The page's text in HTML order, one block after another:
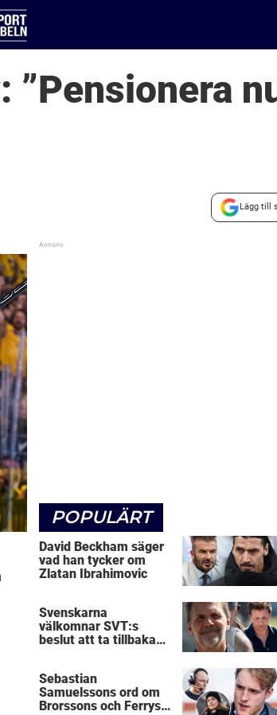
Lägg till
POPULÄRT
David Beckham säger
vad han tycker om
Zlatan Ibrahimovic
Svenskarna
välkomnar SVT:s
beslut att ta tillbaka
Sebastian
Samuelssons ord om
Brorssons och Ferrys